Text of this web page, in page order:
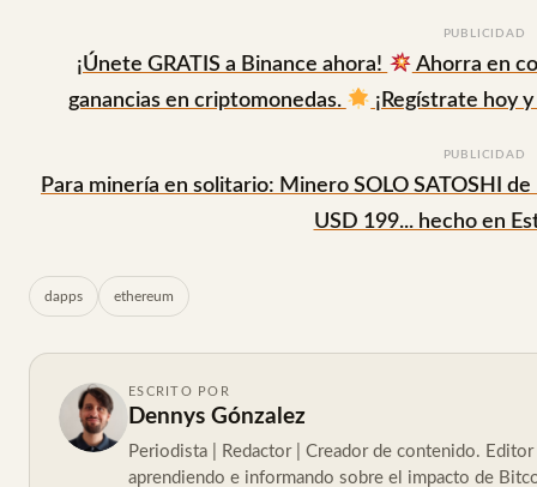
PUBLICIDAD
¡Únete GRATIS a Binance ahora!
Ahorra en
ganancias en criptomonedas.
¡Regístrate hoy
PUBLICIDAD
Para minería en solitario: Minero SOLO SATOSHI
USD 199... hecho en
dapps ethereum
ESCRITO POR
Dennys Gónzalez
Periodista | Redactor | Creador de contenido.
aprendiendo e informando sobre el impacto de